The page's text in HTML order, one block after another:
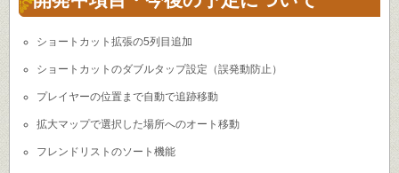
ショートカット拡張の5列目追加
ショートカットのダブルタップ設定（誤発動防止）
プレイヤーの位置まで自動で追跡移動
拡大マップで選択した場所へのオート移動
フレンドリストのソート機能